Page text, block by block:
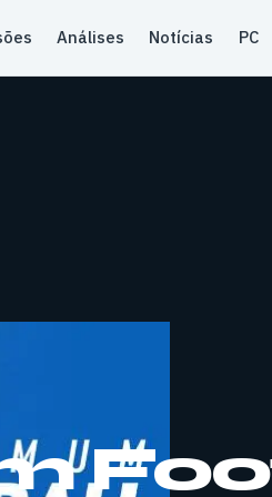
Análises Notícias PC